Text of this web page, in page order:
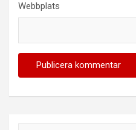
Webbplats